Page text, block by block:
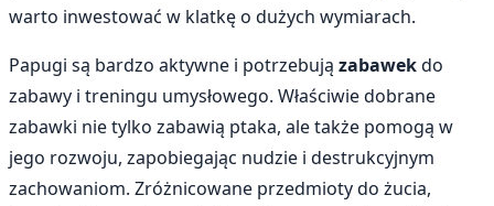
warto inwestować w klatkę o dużych wymiarach.
Papugi są bardzo aktywne i potrzebują zabawekdo
zabawy i treningu umysłowego. Właściwie dobrane
zabawki nie tylko zabawią ptaka, ale także pomogą w
jego rozwoju, zapobiegając nudzie i destrukcyjnym
zachowaniom. Zróżnicowane przedmioty do żucia,